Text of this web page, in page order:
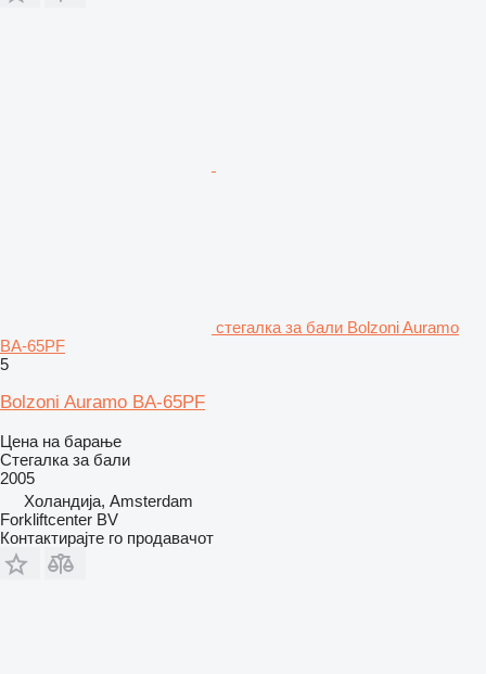
стегалка за бали Bolzoni Auramo
BA-65PF
5
Bolzoni Auramo BA-65PF
Цена на барање
Стегалка за бали
2005
Холандија, Amsterdam
Forkliftcenter BV
Контактирајте го продавачот